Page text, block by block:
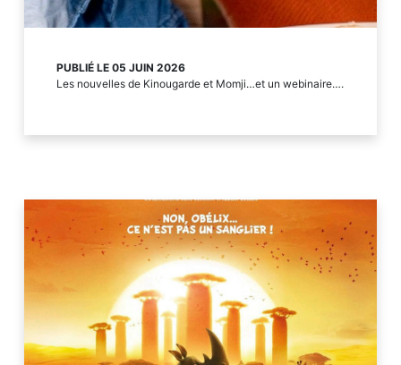
PUBLIÉ LE 05 JUIN 2026
Les nouvelles de Kinougarde et Momji…et un webinaire….